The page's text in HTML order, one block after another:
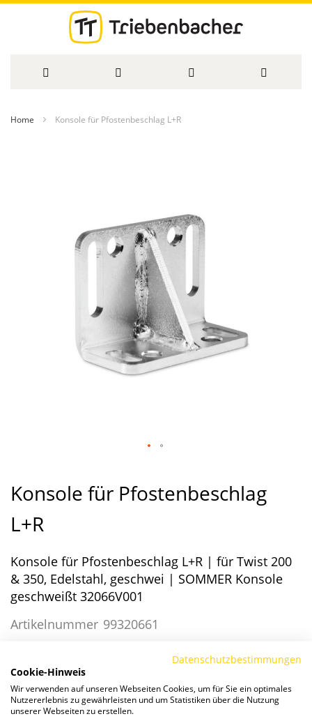
Home Konsole für Pfostenbeschlag L+R
der
Bildergalerie
springen
Konsole für Pfostenbeschlag
L+R
Konsole für Pfostenbeschlag L+R | für Twist 200
& 350, Edelstahl, geschwei | SOMMER Konsole
geschweißt 32066V001
Artikelnummer 99320661
Die Preise verstehen sich zzgl. ges. MwSt. undVersandkosten.
Verfügbarkeit:
Datenschutzbestimmungen
Cookie-Hinweis
Wir verwenden auf unseren Webseiten Cookies, um für Sie ein optimales
Nutzererlebnis zu gewährleisten und um Statistiken über die Nutzung
unserer Webseiten zu erstellen.